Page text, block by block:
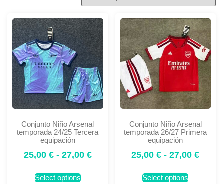
Conjunto Niño Arsenal
temporada 24/25 Tercera
equipación
25,00 € - 27,00 €
Select options
Conjunto Niño Arsenal
temporada 26/27 Primera
equipación
25,00€ - 27,00€
Select options